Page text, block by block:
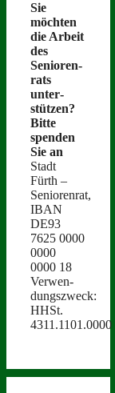
Sie
möcht­en
die Arbeit
des
Senioren­
rats
unter­
stützen?
Bitte
spenden
Sie an
Stadt
Fürth –
Seniorenrat,
IBAN
DE93
7625 0000
0000
0000 18
Ver­wen­
dungszweck:
HHSt.
4311.1101.0000